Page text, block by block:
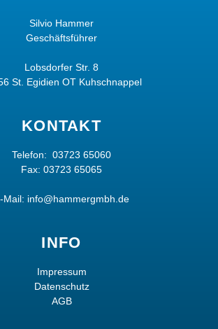
Silvio Hammer
Geschäftsführer
Lobsdorfer Str. 8
St. Egidien OT Kuhschnappel
KONTAKT
Telefon: 03723 65060
Fax: 03723 65065
Mail: info@hammergmbh.de
INFO
Impressum
Datenschutz
AGB